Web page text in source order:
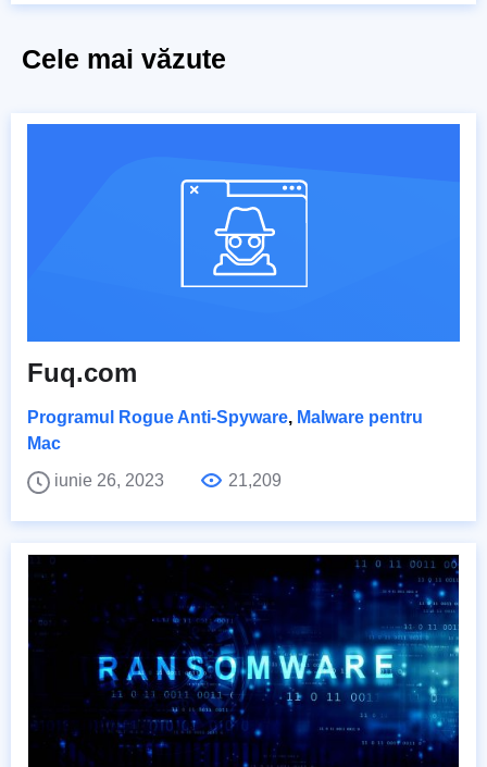
Cele mai văzute
Fuq.com
Programul Rogue Anti-Spyware, Malware pentru
Mac
iunie 26, 2023
21,209